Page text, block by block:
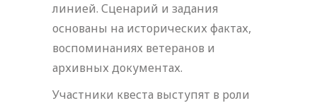
линией. Сценарий и задания
основаны на исторических фактах,
воспоминаниях ветеранов и
архивных документах.
Участники квеста выступят в роли